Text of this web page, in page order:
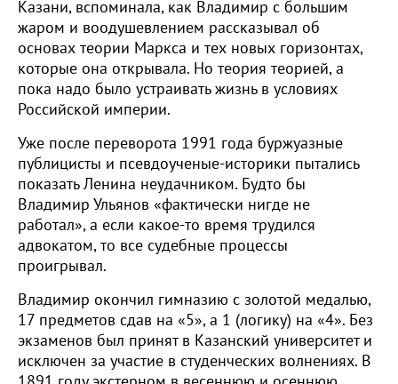
Казани, вспоминала, как Владимир с большим
жаром и воодушевлением рассказывал об
основах теории Маркса и тех новых горизонтах,
которые она открывала. Но теория теорией, а
пока надо было устраивать жизнь в условиях
Российской империи.
Уже после переворота 1991 года буржуазные
публицисты и псевдоученые-историки пытались
показать Ленина неудачником. Будто бы
Владимир Ульянов «фактически нигде не
работал», а если какое-то время трудился
адвокатом, то все судебные процессы
проигрывал.
Владимир окончил гимназию с золотой медалью,
17 предметов сдав на «5», а 1 (логику) на «4». Без
экзаменов был принят в Казанский университет и
исключен за участие в студенческих волнениях. В